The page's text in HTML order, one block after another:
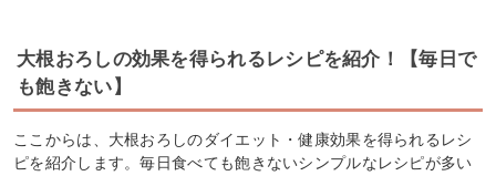
大根おろしの効果を得られるレシピを紹介！【毎日で
も飽きない】
ここからは、大根おろしのダイエット・健康効果を得られるレシ
ピを紹介します。毎日食べても飽きないシンプルなレシピが多い